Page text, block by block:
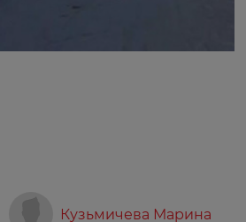
Кузьмичева Марина